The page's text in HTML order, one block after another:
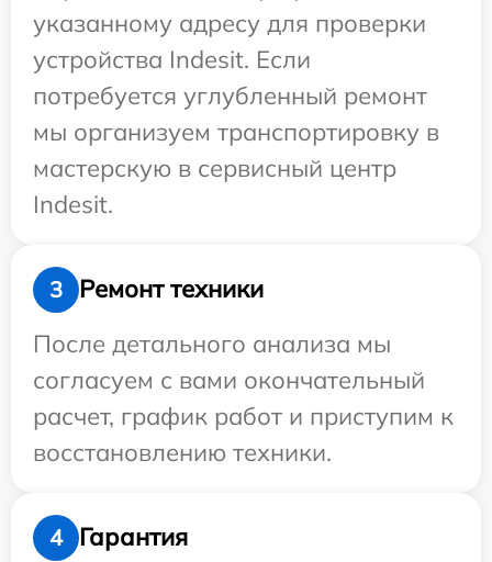
указанному адресу для проверки
устройства Indesit. Если
потребуется углубленный ремонт
мы организуем транспортировку в
мастерскую в сервисный центр
Indesit.
3
Ремонт техники
После детального анализа мы
согласуем с вами окончательный
расчет, график работ и приступим к
восстановлению техники.
4 Гарантия